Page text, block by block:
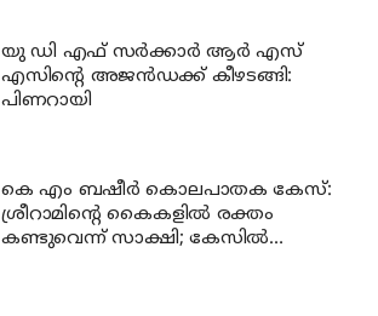
യു ഡി എഫ് സര്‍ക്കാര്‍ ആര്‍ എസ്
എസിന്റെ അജന്‍ഡക്ക്‌ കീഴടങ്ങി:
പിണറായി
കെ എം ബഷീര്‍ കൊലപാതക കേസ്:
ശ്രീറാമിന്റെ കൈകളില്‍ രക്തം
കണ്ടുവെന്ന് സാക്ഷി; കേസില്‍